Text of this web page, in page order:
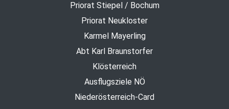
Priorat Stiepel / Bochum
Priorat Neukloster
Karmel Mayerling
Abt Karl Braunstorfer
Klösterreich
Ausflugsziele NÖ
Niederösterreich-Card